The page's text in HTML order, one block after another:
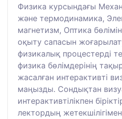
Физика курсындағы
және термодинамика,
магнетизм, Оптика
оқыту сапасын
физикалық процестерді
физика бөлімдерінің
жасалған интерактивті
маңызды. Сондықтан
интерактивтілікпен
лектордың